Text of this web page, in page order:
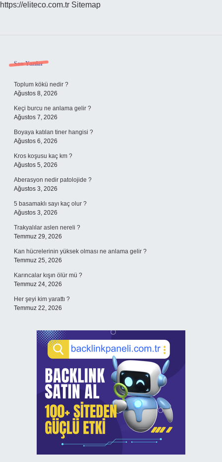
https://eliteco.com.tr Sitemap
Sidebar
Son Yazılar
Toplum kökü nedir ?
Ağustos 8, 2026
Keçi burcu ne anlama gelir ?
Ağustos 7, 2026
Boyaya katılan tiner hangisi ?
Ağustos 6, 2026
Kros koşusu kaç km ?
Ağustos 5, 2026
Aberasyon nedir patolojide ?
Ağustos 3, 2026
5 basamaklı sayı kaç olur ?
Ağustos 3, 2026
Trakyalılar aslen nereli ?
Temmuz 29, 2026
Kan hücrelerinin yüksek olması ne anlama gelir ?
Temmuz 25, 2026
Karıncalar kışın ölür mü ?
Temmuz 24, 2026
Her şeyi kim yarattı ?
Temmuz 22, 2026